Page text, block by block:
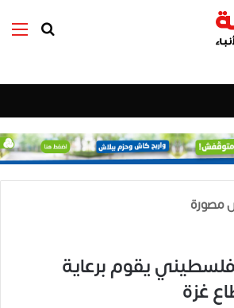
بحث عن
يقوم برعاية
غزة